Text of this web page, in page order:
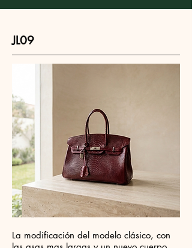
JL09
La modificación del modelo clásico, con